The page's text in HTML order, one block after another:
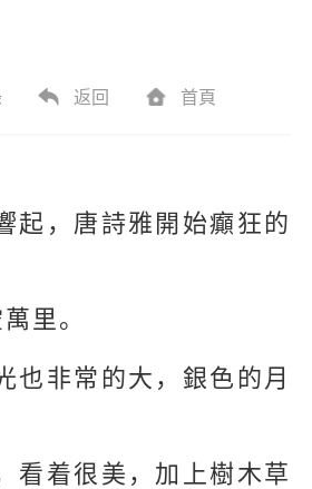
返回 首頁
起，唐詩雅開始癲狂的
里。
也非常的大，銀色的月
看着很美，加上樹木草